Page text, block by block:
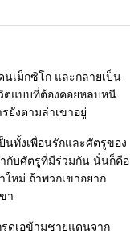
เม็กซิโก และกลายเป็น
ตแบบที่ต้องคอยหลบหนี
ยังตามล่าเขาอยู่
นทั้งเพื่อนรักและศัตรูของ
ากับศัตรูที่มีร่วมกัน นั่นก็คือ
หม่ ถ้าพวกเขาอยาก
า
ดเอข้ามชายแดนจาก